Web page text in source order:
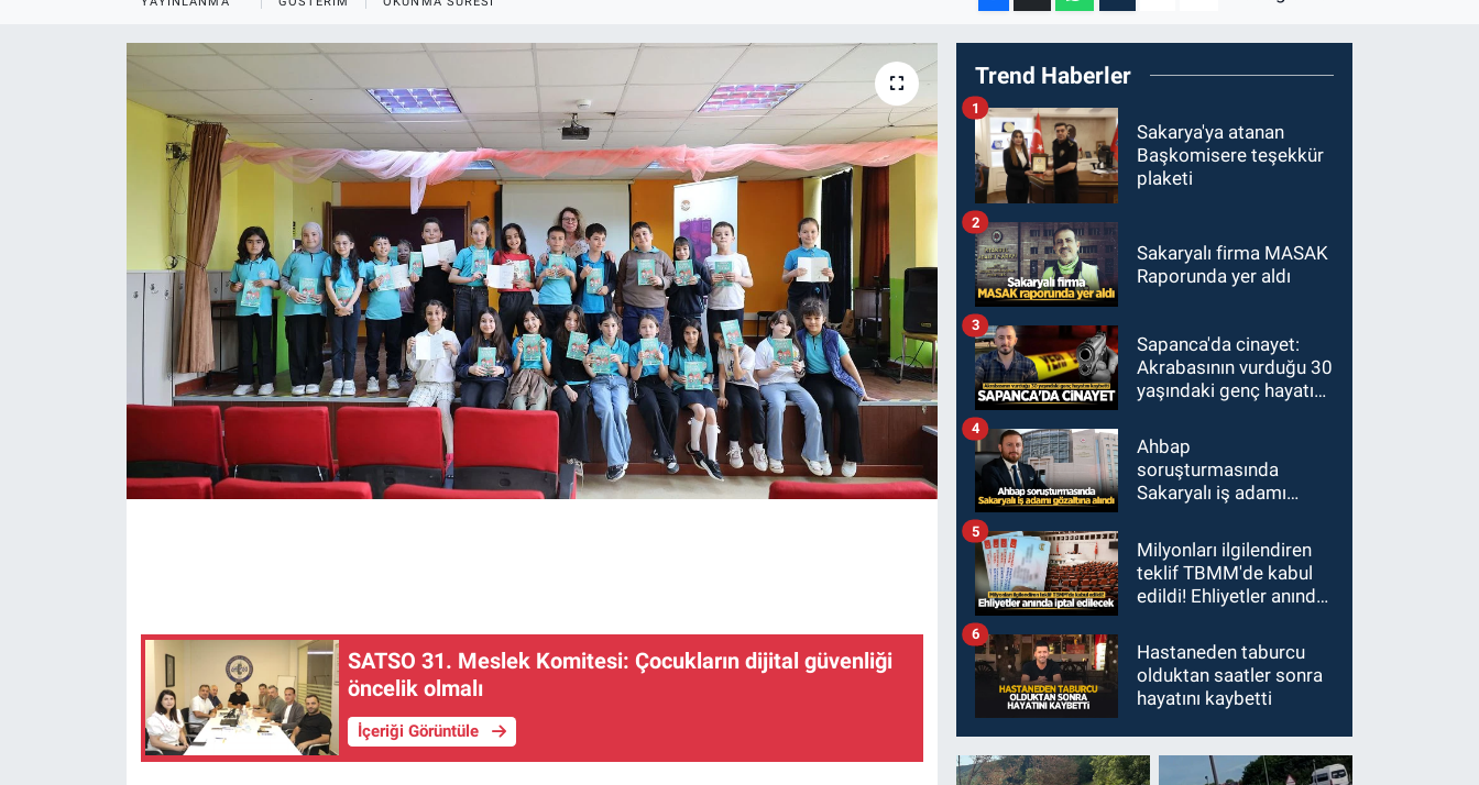
SATSO 31. Meslek Komitesi: Çocukların dijital güvenliği
öncelik olmalı
İçeriği Görüntüle
Trend Haberler
Sakarya'ya atanan
Başkomisere teşekkür
plaketi
1
Sakaryalı firma MASAK
Raporunda yer aldı
2
Sapanca'da cinayet:
Akrabasının vurduğu 30
yaşındaki genç hayatını
3
Ahbap
soruşturmasında
Sakaryalı iş adamı
4
Milyonları ilgilendiren
teklif TBMM'de kabul
edildi! Ehliyetler anında
5
Hastaneden taburcu
olduktan saatler sonra
hayatını kaybetti
6
EĞİTİM
MAGAZİN
ÖZEL HABER
HALK54 PANORAMA